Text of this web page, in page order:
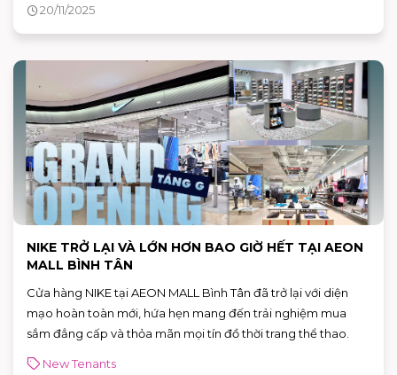
20/11/2025
NIKE TRỞ LẠI VÀ LỚN HƠN BAO GIỜ HẾT TẠI AEON
MALL BÌNH TÂN
Cửa hàng NIKE tại AEON MALL Bình Tân đã trở lại với diện
mạo hoàn toàn mới, hứa hẹn mang đến trải nghiệm mua
sắm đẳng cấp và thỏa mãn mọi tín đồ thời trang thể thao.
New Tenants